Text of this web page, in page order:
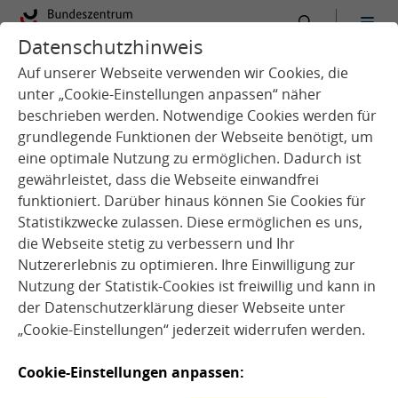
Datenschutzhinweis
Auf unserer Webseite verwenden wir Cookies, die
unter „Cookie-Einstellungen anpassen“ näher
beschrieben werden. Notwendige Cookies werden für
grundlegende Funktionen der Webseite benötigt, um
eine optimale Nutzung zu ermöglichen. Dadurch ist
gewährleistet, dass die Webseite einwandfrei
funktioniert. Darüber hinaus können Sie Cookies für
Statistikzwecke zulassen. Diese ermöglichen es uns,
die Webseite stetig zu verbessern und Ihr
Nutzererlebnis zu optimieren. Ihre Einwilligung zur
Nutzung der Statistik-Cookies ist freiwillig und kann in
der Datenschutzerklärung dieser Webseite unter
„Cookie-Einstellungen“ jederzeit widerrufen werden.
Cookie-Einstellungen anpassen:
:
Vernetzungsstellen Schulverpflegung